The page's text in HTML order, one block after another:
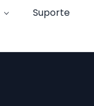
Suporte